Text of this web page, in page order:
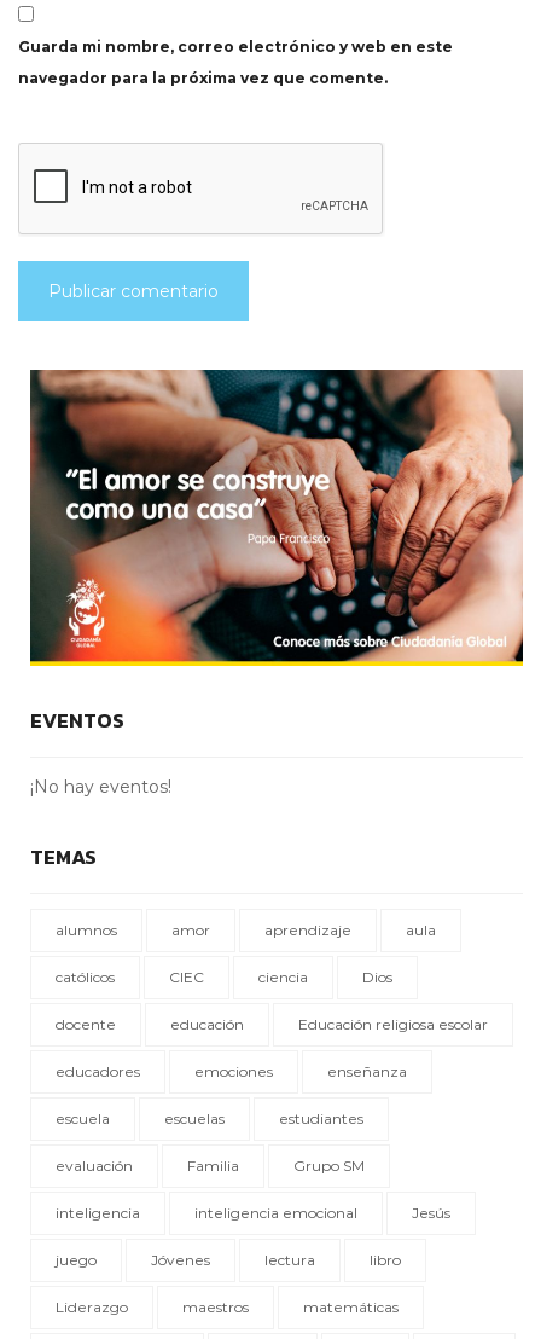
Guarda mi nombre, correo electrónico y web en este
navegador para la próxima vez que comente.
EVENTOS
¡No hay eventos!
TEMAS
alumnos amor aprendizaje aula
católicos CIEC ciencia Dios
docente educación Educación religiosa escolar
educadores emociones enseñanza
escuela escuelas estudiantes
evaluación Familia Grupo SM
inteligencia inteligencia emocional Jesús
juego Jóvenes lectura libro
Liderazgo maestros matemáticas